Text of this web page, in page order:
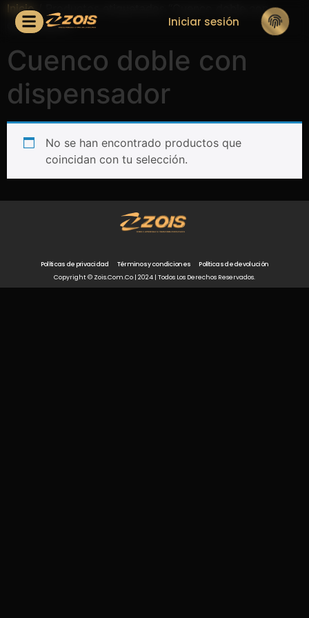
Iniciar sesión
Inicio/ Productos etiquetados “Cuenco doble con
dispensador”
Cuenco doble con
dispensador
No se han encontrado productos que
coincidan con tu selección.
Políticas de privacidad Términos y condiciones
Políticas de devolución
Copyright © Zois.com.co | 2024 | Todos Los Derechos Reservados.